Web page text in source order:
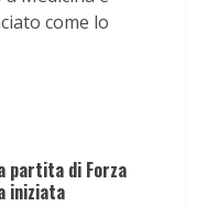
come lo
partita di Forza
iniziata